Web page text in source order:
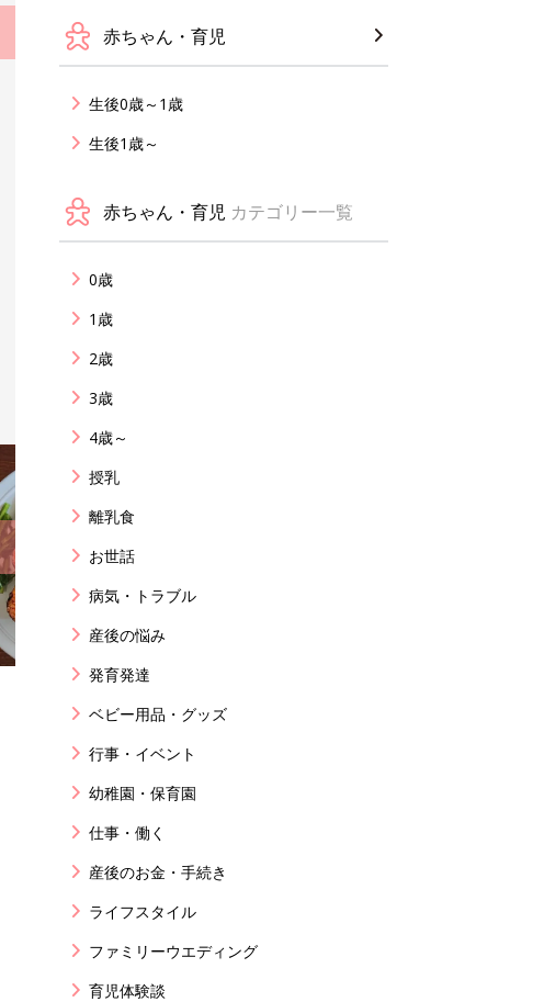
赤ちゃん・育児
生後0歳～1歳
生後1歳～
赤ちゃん・育児 カテゴリー一覧
0歳
1歳
2歳
3歳
4歳～
授乳
離乳食
お世話
病気・トラブル
産後の悩み
発育発達
ベビー用品・グッズ
行事・イベント
幼稚園・保育園
仕事・働く
産後のお金・手続き
ライフスタイル
ファミリーウエディング
育児体験談